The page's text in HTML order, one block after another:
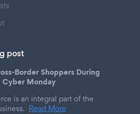
post
Border Shoppers During
Cyber Monday
is an integral part of the
Read More